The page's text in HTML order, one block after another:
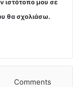
ιστότοπο μου σε
θα σχολιάσω.
Comments